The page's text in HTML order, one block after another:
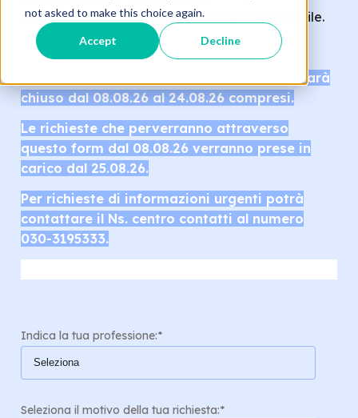
not asked to make this choice again.
Accept Decline
un nostro esperto ti risponderà il prima possibile.
Gentile Cliente,
Il servizio clienti di Olimpia Splendid Spa sarà
chiuso dal 08.08.26 al 24.08.26 compresi.
Le richieste che perverranno attraverso
questo form dal 08.08.26 verranno prese in
carico dal 25.08.26.
Per richieste di informazioni urgenti potrà
contattare il Ns. centro contatti al numero
030-3195333.
Indica la tua professione:*
Seleziona il motivo della tua richiesta:*